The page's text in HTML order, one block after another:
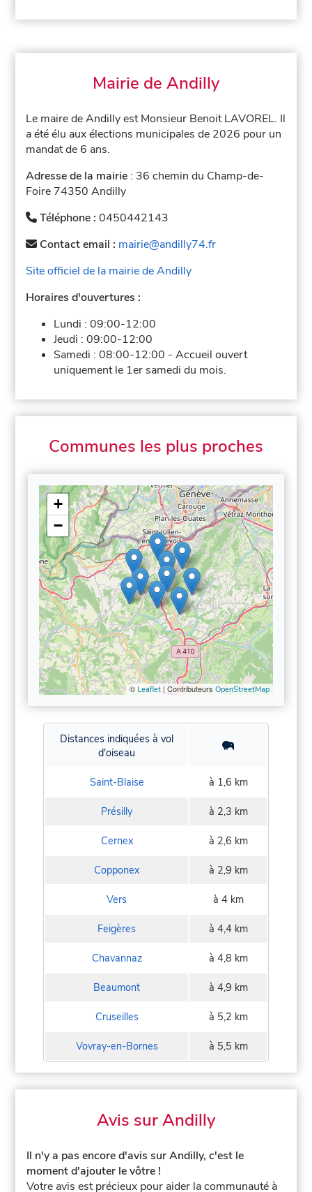
Mairie de Andilly
Le maire de Andilly est Monsieur Benoit LAVOREL. Il
a été élu aux élections municipales de 2026 pour un
mandat de 6 ans.
Adresse de la mairie : 36 chemin du Champ-de-
Foire 74350 Andilly
Téléphone :0450442143
Contact email : mairie@andilly74.fr
Site officiel de la mairie de Andilly
Horaires d'ouvertures :
Lundi :09:00-12:00
Jeudi :09:00-12:00
Samedi :08:00-12:00 -Accueil ouvert
uniquement le 1er samedi du mois.
Communes les plus proches
+
−
© Leaflet| Contributeurs OpenStreetMap
Distances indiquées à vol
d'oiseau
Saint-Blaise à 1,6 km
Présilly à 2,3 km
Cernex à 2,6 km
Copponex à 2,9 km
Vers à 4 km
Feigères à 4,4 km
Chavannaz à 4,8 km
Beaumont à 4,9 km
Cruseilles à 5,2 km
Vovray-en-Bornes à 5,5 km
Avis sur Andilly
Il n'y a pas encore d'avis sur Andilly, c'est le
moment d'ajouter le vôtre !
Votre avis est précieux pour aider la communauté à